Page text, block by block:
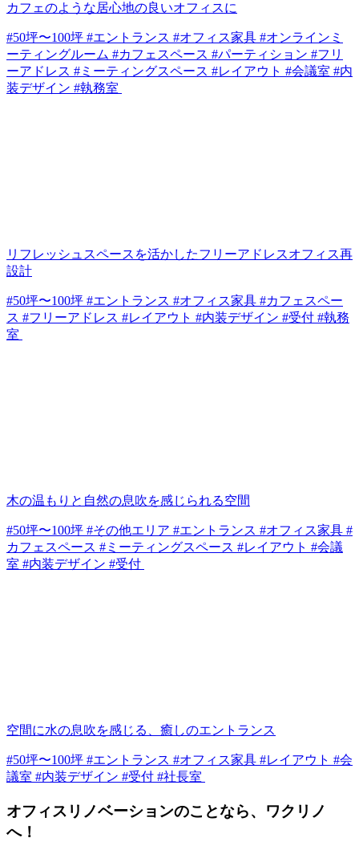
カフェのような居心地の良いオフィスに
#50坪〜100坪 #エントランス #オフィス家具 #オンラインミ
ーティングルーム #カフェスペース #パーティション #フリ
ーアドレス #ミーティングスペース #レイアウト #会議室 #内
装デザイン #執務室
リフレッシュスペースを活かしたフリーアドレスオフィス再
設計
#50坪〜100坪 #エントランス #オフィス家具 #カフェスペー
ス #フリーアドレス #レイアウト #内装デザイン #受付 #執務
室
木の温もりと自然の息吹を感じられる空間
#50坪〜100坪 #その他エリア #エントランス #オフィス家具 #
カフェスペース #ミーティングスペース #レイアウト #会議
室 #内装デザイン #受付
空間に水の息吹を感じる、癒しのエントランス
#50坪〜100坪 #エントランス #オフィス家具 #レイアウト #会
議室 #内装デザイン #受付 #社長室
オフィスリノベーションのことなら、ワクリノ
へ！